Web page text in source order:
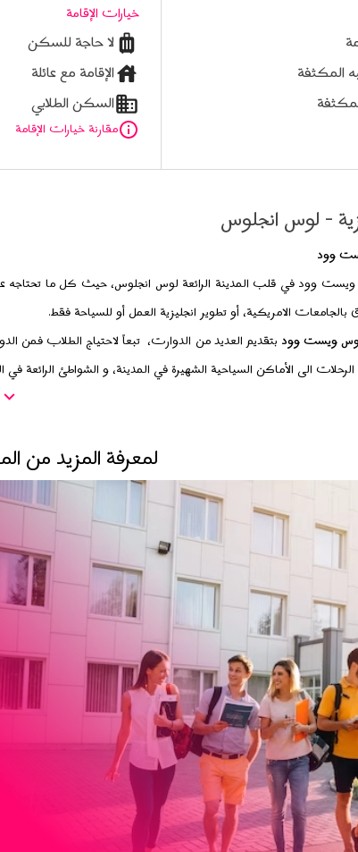
المكثفة
خيارات الإقامة
لا حاجة للسكن
الإقامة مع عائلة
السكن الطلابي
مقارنة خيارات الإقامة
- لوس انجلوس
وود
وود في قلب المدينة الرائعة لوس انجلوس، حيث كل ما تحتاجه
بالجامعات الامريكية، أو تطوير انجليزية العمل أو للسياحة فقط.
ويست وود
الى الأماكن السياحية الشهيرة في المدينة، و الشواطئ الرائعة في
ستكون بالقرب من مدينة سانتا باربرا و سان فرانسيسكو و سان
انجلوس ويست وودستكون في قلب المدينة الرائع فبعد انتهاء
فكل ما تشتهيه نفسك موجود في هذه المدينة، و عندما يحين موعد
التي تعطي رونقاً أخر في الفترة التي ستقيم فيها هناك ،بهدف التمتع
ويست وود
بالسكن الطلابي و الشقق السكنية للطلاب، حيث يتشارك
لك فيمدرسة كابلان لوس انجلوس ويست وودالآن، نحن بانتظارك.
لمعرفة المزيد من